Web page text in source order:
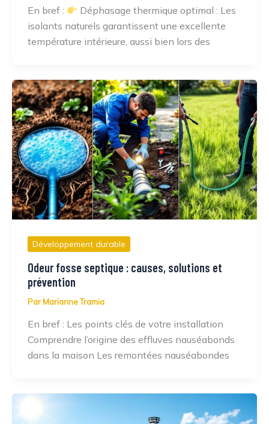
En bref :
Déphasage thermique optimal : Les
isolants naturels garantissent une excellente
température intérieure, aussi bien lors des
Développement durable
Odeur fosse septique : causes, solutions et
prévention
ParMarianne Tramia
En bref : Les points clés de votre installation
Comprendre l’origine des effluves nauséabonds
dans la maison Les remontées nauséabondes